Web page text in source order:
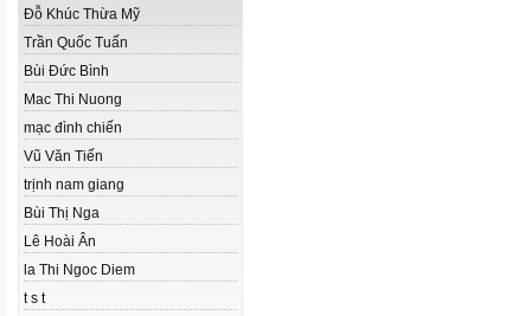
Đỗ Khúc Thừa Mỹ
Trần Quốc Tuấn
Bùi Đức Bình
Mac Thi Nuong
mạc đình chiến
Vũ Văn Tiến
trịnh nam giang
Bùi Thị Nga
Lê Hoài Ân
la Thi Ngoc Diem
t s t